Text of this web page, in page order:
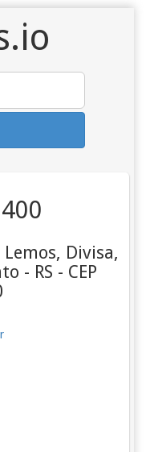
Lemos, Divisa,
- RS - CEP